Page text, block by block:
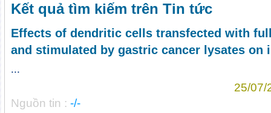
Kết quả tìm kiếm trên Tin tức
Effects of dendritic cells transfected with
and stimulated by gastric cancer lysates on
...
25/07/
Nguồn tin : -/-